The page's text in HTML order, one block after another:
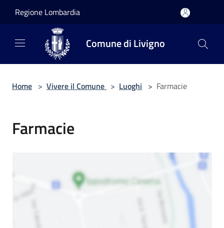
Regione Lombardia
Comune di Livigno
Home > Vivere il Comune > Luoghi > Farmacie
Farmacie